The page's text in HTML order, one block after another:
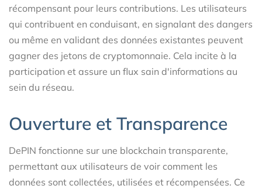
récompensant pour leurs contributions. Les utilisateurs
qui contribuent en conduisant, en signalant des dangers
ou même en validant des données existantes peuvent
gagner des jetons de cryptomonnaie. Cela incite à la
participation et assure un flux sain d'informations au
sein du réseau.
Ouverture et Transparence
DePIN fonctionne sur une blockchain transparente,
permettant aux utilisateurs de voir comment les
données sont collectées, utilisées et récompensées. Ce